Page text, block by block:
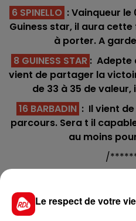
6 SPINELLO : Vainqueur
Guiness star, il aura
à porter. A
8 GUINESS STAR : Adepte
vient de partager la
de 33 à 35 de
16 BARBADIN : Il vient
parcours. Sera t il
au moins
/
Hippodrome de
C1 : 11 -
Le respect de votre